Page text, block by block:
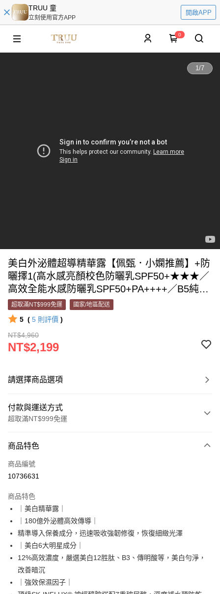
TRUU 童
立刻使用官方APP
開啟APP
0
1/7
美白外泌體超導精華露【佩甄．小嫻推薦】+防
曬擇1(高水感亮顏校色防曬乳SPF50+★★★／
高效全能水感防曬乳SPF50+PA++++／B5純物
理輕水感防曬乳SPF50★★★★★）
超取滿NT$999免運 國家/地區配送
5 ( 5 則評價 )
NT$4,960
NT$2,199
請選擇商品選項
付款與運送方式
超取滿NT$999免運
信用卡一次付款
超商取貨付款
Apple Pay
悠遊付
Google Pay
網路銀行/電子錢包
相關說明
支援用馬幣 (MYR) 付款，結帳時商品金額可能因匯率變動而有所調整。
大哥付你分期
商品特色
商品編號
10736631
商品特色
｜美白精華露｜
｜180億外泌體高效傳導｜
精準導入保養成分，迅速吸收強韌修復，恢復細緻光澤
｜美白6大明星成分｜
12%高效濃度，嚴選美白12胜肽、B3、傳明酸等，美白勻淨，
改善暗沉
｜強效保濕因子｜